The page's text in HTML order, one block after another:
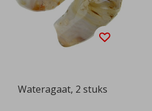
Wateragaat, 2 stuks